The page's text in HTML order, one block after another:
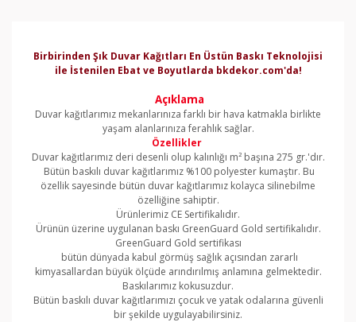
Birbirinden Şık Duvar Kağıtları En Üstün Baskı Teknolojisi
ile İstenilen Ebat ve Boyutlarda bkdekor.com'da!
Açıklama
Duvar kağıtlarımız mekanlarınıza farklı bir hava katmakla birlikte
yaşam alanlarınıza ferahlık sağlar.
Özellikler
Duvar kağıtlarımız deri desenli olup kalınlığı m² başına 275 gr.'dır.
Bütün baskılı duvar kağıtlarımız %100 polyester kumaştır. Bu
özellik sayesinde bütün duvar kağıtlarımız kolayca silinebilme
özelliğine sahiptir.
Ürünlerimiz CE Sertifikalıdır.
Ürünün üzerine uygulanan baskı GreenGuard Gold sertifikalıdır.
GreenGuard Gold sertifikası
bütün dünyada kabul görmüş sağlık açısından zararlı
kimyasallardan büyük ölçüde arındırılmış anlamına gelmektedir.
Baskılarımız kokusuzdur.
Bütün baskılı duvar kağıtlarımızı çocuk ve yatak odalarına güvenli
bir şekilde uygulayabilirsiniz.